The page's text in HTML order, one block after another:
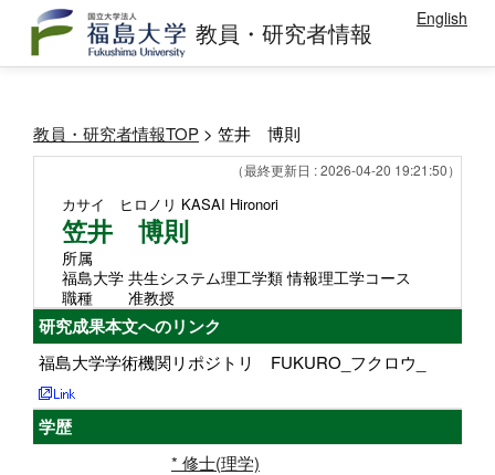
教員・研究者情報 English
教員・研究者情報TOP > 笠井 博則
（最終更新日 : 2026-04-20 19:21:50）
カサイ ヒロノリ KASAI Hironori
笠井 博則
所属
福島大学 共生システム理工学類 情報理工学コース
職種
准教授
研究成果本文へのリンク
福島大学学術機関リポジトリ FUKURO_フクロウ_
学歴
* 修士(理学)